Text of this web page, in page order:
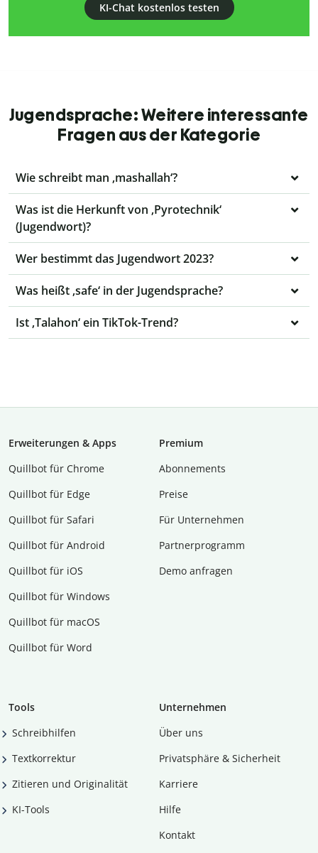
KI-Chat kostenlos testen
Jugendsprache: Weitere interessante
Fragen aus der Kategorie
Wie schreibt man ‚mashallah‘?
Was ist die Herkunft von ‚Pyrotechnik‘
(Jugendwort)?
Wer bestimmt das Jugendwort 2023?
Was heißt ‚safe‘ in der Jugendsprache?
Ist ‚Talahon‘ ein TikTok-Trend?
Erweiterungen & Apps
Quillbot für Chrome
Quillbot für Edge
Quillbot für Safari
Quillbot für Android
Quillbot für iOS
Quillbot für Windows
Quillbot für macOS
Quillbot für Word
Premium
Abon­ne­ments
Preise
Für Unternehmen
Partnerprogramm
Demo anfragen
Tools
Schreibhilfen
Textkorrektur
Zitieren und Originalität
KI-Tools
Unternehmen
Über uns
Privatsphäre & Sicherheit
Karriere
Hilfe
Kontakt